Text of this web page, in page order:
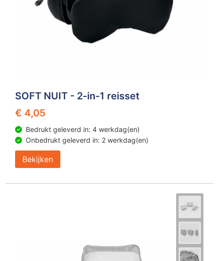
SOFT NUIT - 2-in-1 reisset
€ 4,05
Bedrukt geleverd in: 4 werkdag(en)
Onbedrukt geleverd in: 2 werkdag(en)
Bekijken